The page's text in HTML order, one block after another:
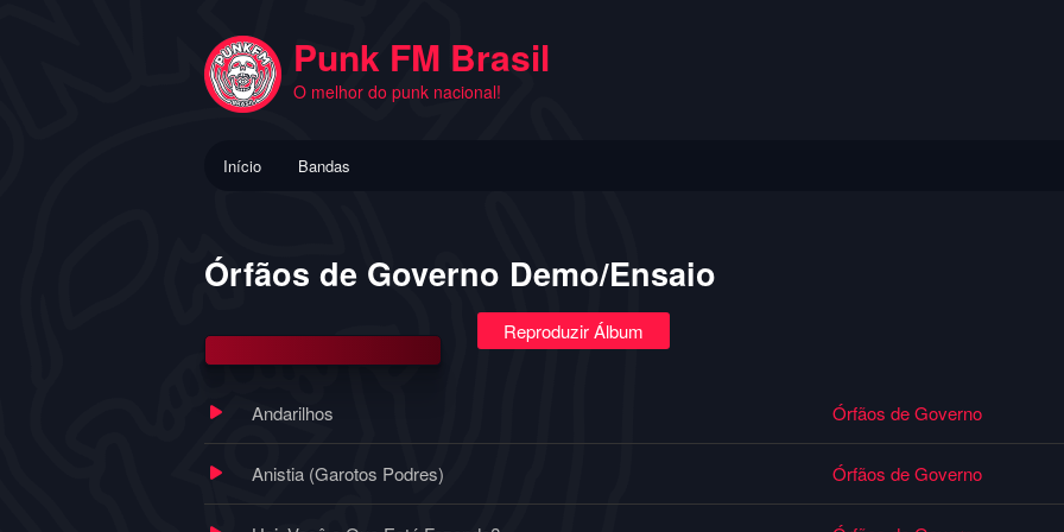
Punk FM Brasil
O melhor do punk nacional!
Início Bandas
Órfãos de Governo Demo/Ensaio
Reproduzir Álbum
Andarilhos Órfãos de Governo
Anistia (Garotos Podres) Órfãos de Governo